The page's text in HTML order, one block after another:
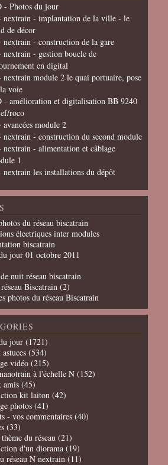
- Photos du jour
nextrain - implantation de la ville - le
de décor
nextrain - construction de la gare
nextrain - gestion boucle de
en digital
nextrain module 2 le quai portuaire, pose
voie
- amélioration et digitalisation BB 9240
roco
module 2
nextrain - construction du second module
nextrain - alimentation et câblage
1
nextrain les installations du dépôt
du réseau biscatrain
électriques inter modules
biscatrain
jour 01 octobre 2011
nuit réseau biscatrain
Biscatrain (2)
photos du réseau Biscatrain
jour (1721)
(534)
vidéo (215)
à l'échelle N (152)
amis (45)
kit laiton (42)
photos (41)
- vos commentaires (40)
(33)
du réseau (21)
d'un diorama (19)
réseau N nextrain (11)